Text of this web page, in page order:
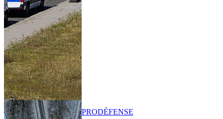
PRODÉFENSE